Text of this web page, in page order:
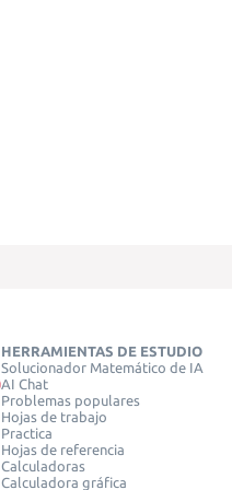
HERRAMIENTAS DE ESTUDIO
Solucionador Matemático de IA
AI Chat
Problemas populares
Hojas de trabajo
Practica
Hojas de referencia
Calculadoras
Calculadora gráfica